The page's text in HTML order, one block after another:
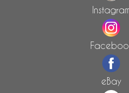
Instagram
eBay